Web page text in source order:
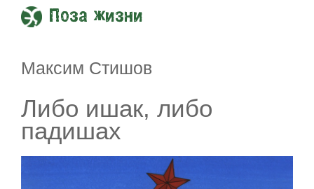
Поза жизни
Максим Стишов
Либо ишак, либо
падишах